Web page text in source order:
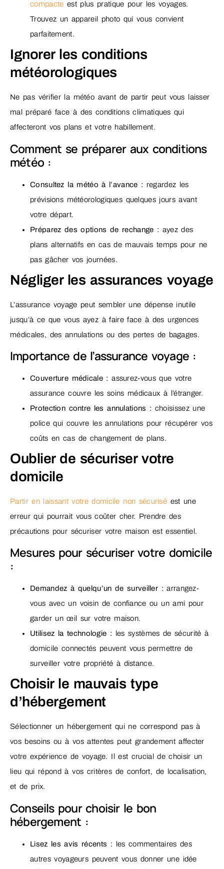
compacte est plus pratique pour les voyages.
Trouvez un appareil photo qui vous convient
parfaitement.
Ignorer les conditions
météorologiques
Ne pas vérifier la météo avant de partir peut vous laisser
mal préparé face à des conditions climatiques qui
affecteront vos plans et votre habillement.
Comment se préparer aux conditions
météo :
Consultez la météo à l’avance : regardez les
prévisions météorologiques quelques jours avant
votre départ.
Préparez des options de rechange : ayez des
plans alternatifs en cas de mauvais temps pour ne
pas gâcher vos journées.
Négliger les assurances voyage
L’assurance voyage peut sembler une dépense inutile
jusqu’à ce que vous ayez à faire face à des urgences
médicales, des annulations ou des pertes de bagages.
Importance de l’assurance voyage :
Couverture médicale : assurez-vous que votre
assurance couvre les soins médicaux à l’étranger.
Protection contre les annulations : choisissez une
police qui couvre les annulations pour récupérer vos
coûts en cas de changement de plans.
Oublier de sécuriser votre
domicile
Partir en laissant votre domicile non sécurisé est une
erreur qui pourrait vous coûter cher. Prendre des
précautions pour sécuriser votre maison est essentiel.
Mesures pour sécuriser votre domicile
:
Demandez à quelqu’un de surveiller : arrangez-
vous avec un voisin de confiance ou un ami pour
garder un œil sur votre maison.
Utilisez la technologie : les systèmes de sécurité à
domicile connectés peuvent vous permettre de
surveiller votre propriété à distance.
Choisir le mauvais type
d’hébergement
Sélectionner un hébergement qui ne correspond pas à
vos besoins ou à vos attentes peut grandement affecter
votre expérience de voyage. Il est crucial de choisir un
lieu qui répond à vos critères de confort, de localisation,
et de prix.
Conseils pour choisir le bon
hébergement :
Lisez les avis récents : les commentaires des
autres voyageurs peuvent vous donner une idée